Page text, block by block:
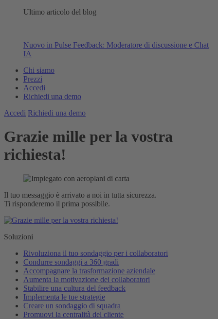
Ultimo articolo del blog
Nuovo in Pulse Feedback: Moderatore di discussione e Chat
IA
Chi siamo
Prezzi
Accedi
Richiedi una demo
Accedi Richiedi una demo
Grazie mille per la vostra
richiesta!
Il tuo messaggio è arrivato a noi in tutta sicurezza.
Ti risponderemo il prima possibile.
Soluzioni
Rivoluziona il tuo sondaggio per i collaboratori
Condurre sondaggi a 360 gradi
Accompagnare la trasformazione aziendale
Aumenta la motivazione dei collaboratori
Stabilire una cultura del feedback
Implementa le tue strategie
Creare un sondaggio di squadra
Promuovi la centralità del cliente